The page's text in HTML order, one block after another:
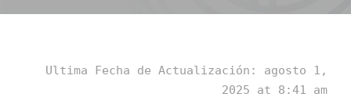
Ultima Fecha de Actualización: agosto 1,
2025 at 8:41 am